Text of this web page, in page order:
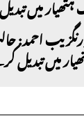
احمد:
میں